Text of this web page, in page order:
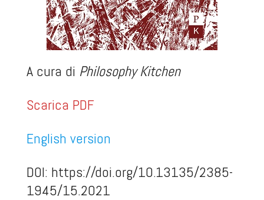
A cura di Philosophy Kitchen
Scarica PDF
English version
DOI: https://doi.org/10.13135/2385-
1945/15.2021